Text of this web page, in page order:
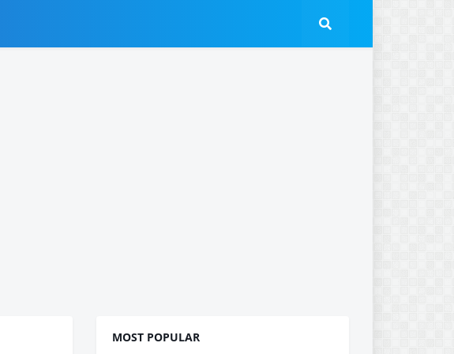
MOST POPULAR